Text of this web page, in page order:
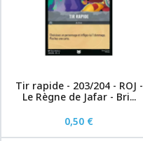
Tir rapide - 203/204 - ROJ -
Le Règne de Jafar - Bri...
0,50 €